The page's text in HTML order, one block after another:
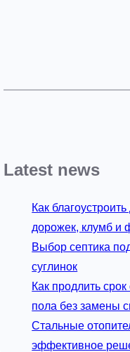
Latest news
Как
дорожек, клумб и
Выбор септика
суглинок
Как продлить
пола без замены
Стальные
эффективное